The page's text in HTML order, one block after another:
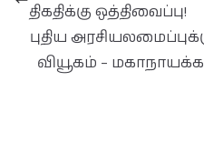
திகதிக்கு ஒத்திவைப்பு!
புதிய
வியூகம் –